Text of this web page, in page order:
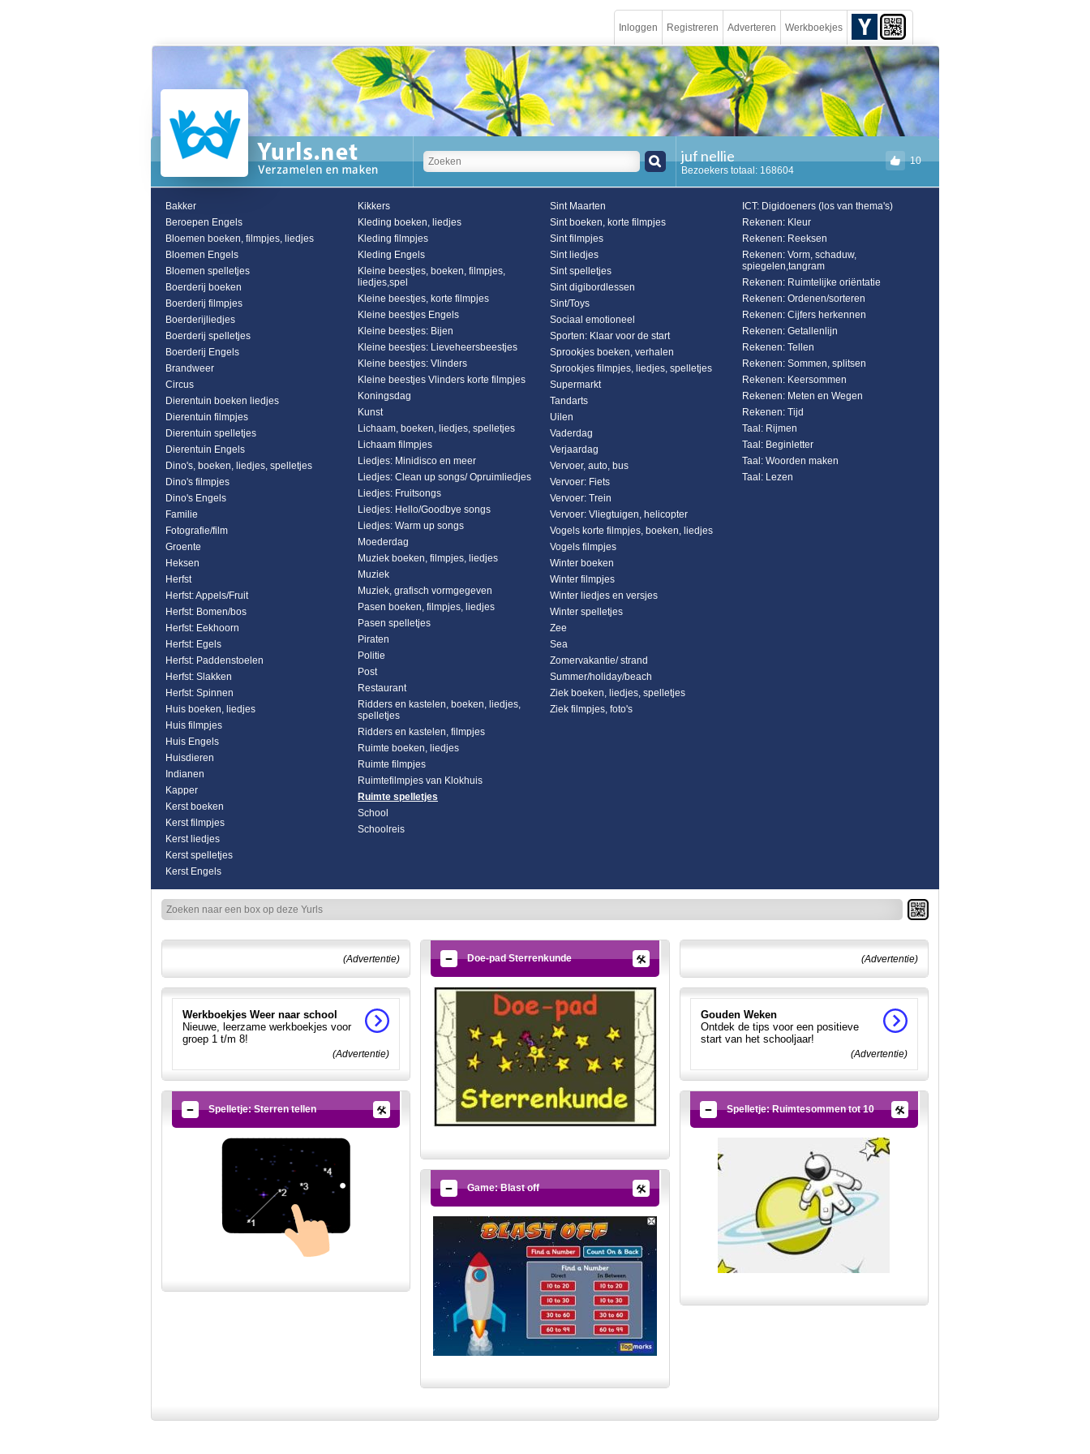
Inloggen Registreren Adverteren Werkboekjes
10
juf nellie
Bezoekers totaal: 168604
Bakker
Beroepen Engels
Bloemen boeken, filmpjes, liedjes
Bloemen Engels
Bloemen spelletjes
Boerderij boeken
Boerderij filmpjes
Boerderijliedjes
Boerderij spelletjes
Boerderij Engels
Brandweer
Circus
Dierentuin boeken liedjes
Dierentuin filmpjes
Dierentuin spelletjes
Dierentuin Engels
Dino's, boeken, liedjes, spelletjes
Dino's filmpjes
Dino's Engels
Familie
Fotografie/film
Groente
Heksen
Herfst
Herfst: Appels/Fruit
Herfst: Bomen/bos
Herfst: Eekhoorn
Herfst: Egels
Herfst: Paddenstoelen
Herfst: Slakken
Herfst: Spinnen
Huis boeken, liedjes
Huis filmpjes
Huis Engels
Huisdieren
Indianen
Kapper
Kerst boeken
Kerst filmpjes
Kerst liedjes
Kerst spelletjes
Kerst Engels
Kikkers
Kleding boeken, liedjes
Kleding filmpjes
Kleding Engels
Kleine beestjes, boeken, filmpjes,
liedjes,spel
Kleine beestjes, korte filmpjes
Kleine beestjes Engels
Kleine beestjes: Bijen
Kleine beestjes: Lieveheersbeestjes
Kleine beestjes: Vlinders
Kleine beestjes Vlinders korte filmpjes
Koningsdag
Kunst
Lichaam, boeken, liedjes, spelletjes
Lichaam filmpjes
Liedjes: Minidisco en meer
Liedjes: Clean up songs/ Opruimliedjes
Liedjes: Fruitsongs
Liedjes: Hello/Goodbye songs
Liedjes: Warm up songs
Moederdag
Muziek boeken, filmpjes, liedjes
Muziek
Muziek, grafisch vormgegeven
Pasen boeken, filmpjes, liedjes
Pasen spelletjes
Piraten
Politie
Post
Restaurant
Ridders en kastelen, boeken, liedjes,
spelletjes
Ridders en kastelen, filmpjes
Ruimte boeken, liedjes
Ruimte filmpjes
Ruimtefilmpjes van Klokhuis
Ruimte spelletjes
School
Schoolreis
Sint Maarten
Sint boeken, korte filmpjes
Sint filmpjes
Sint liedjes
Sint spelletjes
Sint digibordlessen
Sint/Toys
Sociaal emotioneel
Sporten: Klaar voor de start
Sprookjes boeken, verhalen
Sprookjes filmpjes, liedjes, spelletjes
Supermarkt
Tandarts
Uilen
Vaderdag
Verjaardag
Vervoer, auto, bus
Vervoer: Fiets
Vervoer: Trein
Vervoer: Vliegtuigen, helicopter
Vogels korte filmpjes, boeken, liedjes
Vogels filmpjes
Winter boeken
Winter filmpjes
Winter liedjes en versjes
Winter spelletjes
Zee
Sea
Zomervakantie/ strand
Summer/holiday/beach
Ziek boeken, liedjes, spelletjes
Ziek filmpjes, foto's
ICT: Digidoeners (los van thema's)
Rekenen: Kleur
Rekenen: Reeksen
Rekenen: Vorm, schaduw,
spiegelen,tangram
Rekenen: Ruimtelijke oriëntatie
Rekenen: Ordenen/sorteren
Rekenen: Cijfers herkennen
Rekenen: Getallenlijn
Rekenen: Tellen
Rekenen: Sommen, splitsen
Rekenen: Keersommen
Rekenen: Meten en Wegen
Rekenen: Tijd
Taal: Rijmen
Taal: Beginletter
Taal: Woorden maken
Taal: Lezen
(Advertentie)
Werkboekjes Weer naar school
Nieuwe, leerzame werkboekjes voor
groep 1 t/m 8!
(Advertentie)
Spelletje: Sterren tellen
Doe-pad Sterrenkunde
Game: Blast off
(Advertentie)
Gouden Weken
Ontdek de tips voor een positieve
start van het schooljaar!
(Advertentie)
Spelletje: Ruimtesommen tot 10